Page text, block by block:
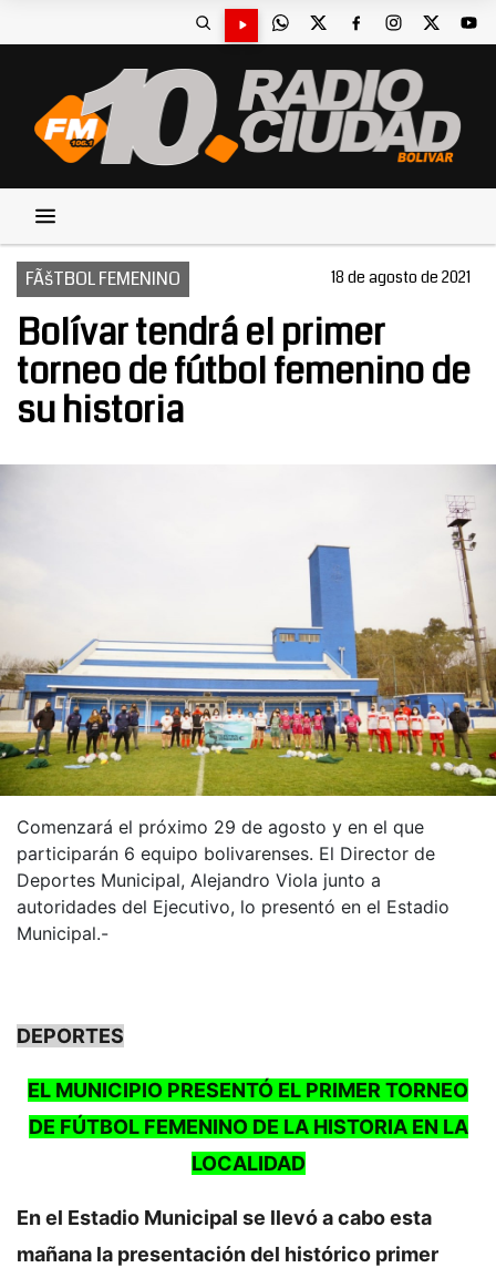
FÃšTBOL FEMENINO 18 de agosto de 2021
Bolívar tendrá el primer
torneo de fútbol femenino de
su historia
Comenzará el próximo 29 de agosto y en el que
participarán 6 equipo bolivarenses. El Director de
Deportes Municipal, Alejandro Viola junto a
autoridades del Ejecutivo, lo presentó en el Estadio
Municipal.-
DEPORTES
EL MUNICIPIO PRESENTÓ EL PRIMER TORNEO
DE FÚTBOL FEMENINO DE LA HISTORIA EN LA
LOCALIDAD
En el Estadio Municipal se llevó a cabo esta
mañana la presentación del histórico primer